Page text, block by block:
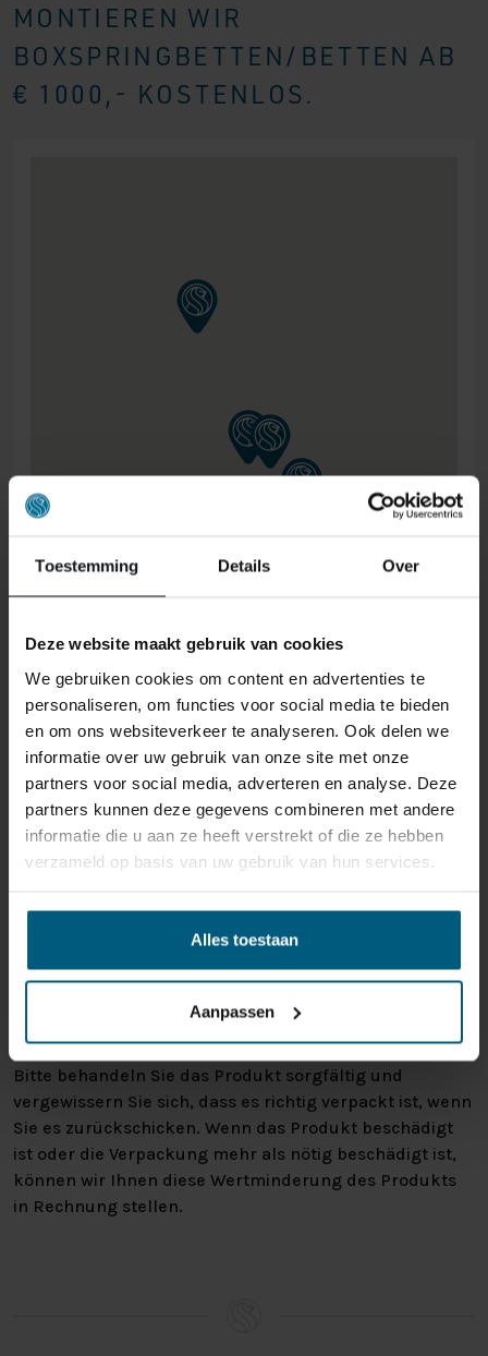
Toestemming Details Over
Deze website maakt gebruik van cookies
We gebruiken cookies om content en advertenties te
personaliseren, om functies voor social media te bieden
en om ons websiteverkeer te analyseren. Ook delen we
informatie over uw gebruik van onze site met onze
partners voor social media, adverteren en analyse. Deze
partners kunnen deze gegevens combineren met andere
informatie die u aan ze heeft verstrekt of die ze hebben
verzameld op basis van uw gebruik van hun services.
Alles toestaan
Aanpassen
MONTIEREN WIR
BOXSPRINGBETTEN/BETTEN AB
€ 1000,- KOSTENLOS.
ONS RETOURBELEID
Individuell gestaltete Artikel wie Matratzen,
Lattenroste, Obermatratzen und Boxspring-
Sets fallen NICHT unter die
Rückgabebestimmungen und können von
Manchmal möchten Sie vielleicht eine Bestellung
zurückgeben. Vielleicht, weil Ihnen das Produkt nicht
gefällt, oder vielleicht gibt es einen anderen Grund,
haben Sie das Recht, Ihre Bestellung bis zu
nach Erhalt ohne Angabe von Gründen zu widerrufen.
Bitte behandeln Sie das Produkt sorgfältig und
vergewissern Sie sich, dass es richtig verpackt ist, wenn
Sie es zurückschicken. Wenn das Produkt beschädigt
ist oder die Verpackung mehr als nötig beschädigt ist,
können wir Ihnen diese Wertminderung des Produkts
in Rechnung stellen.